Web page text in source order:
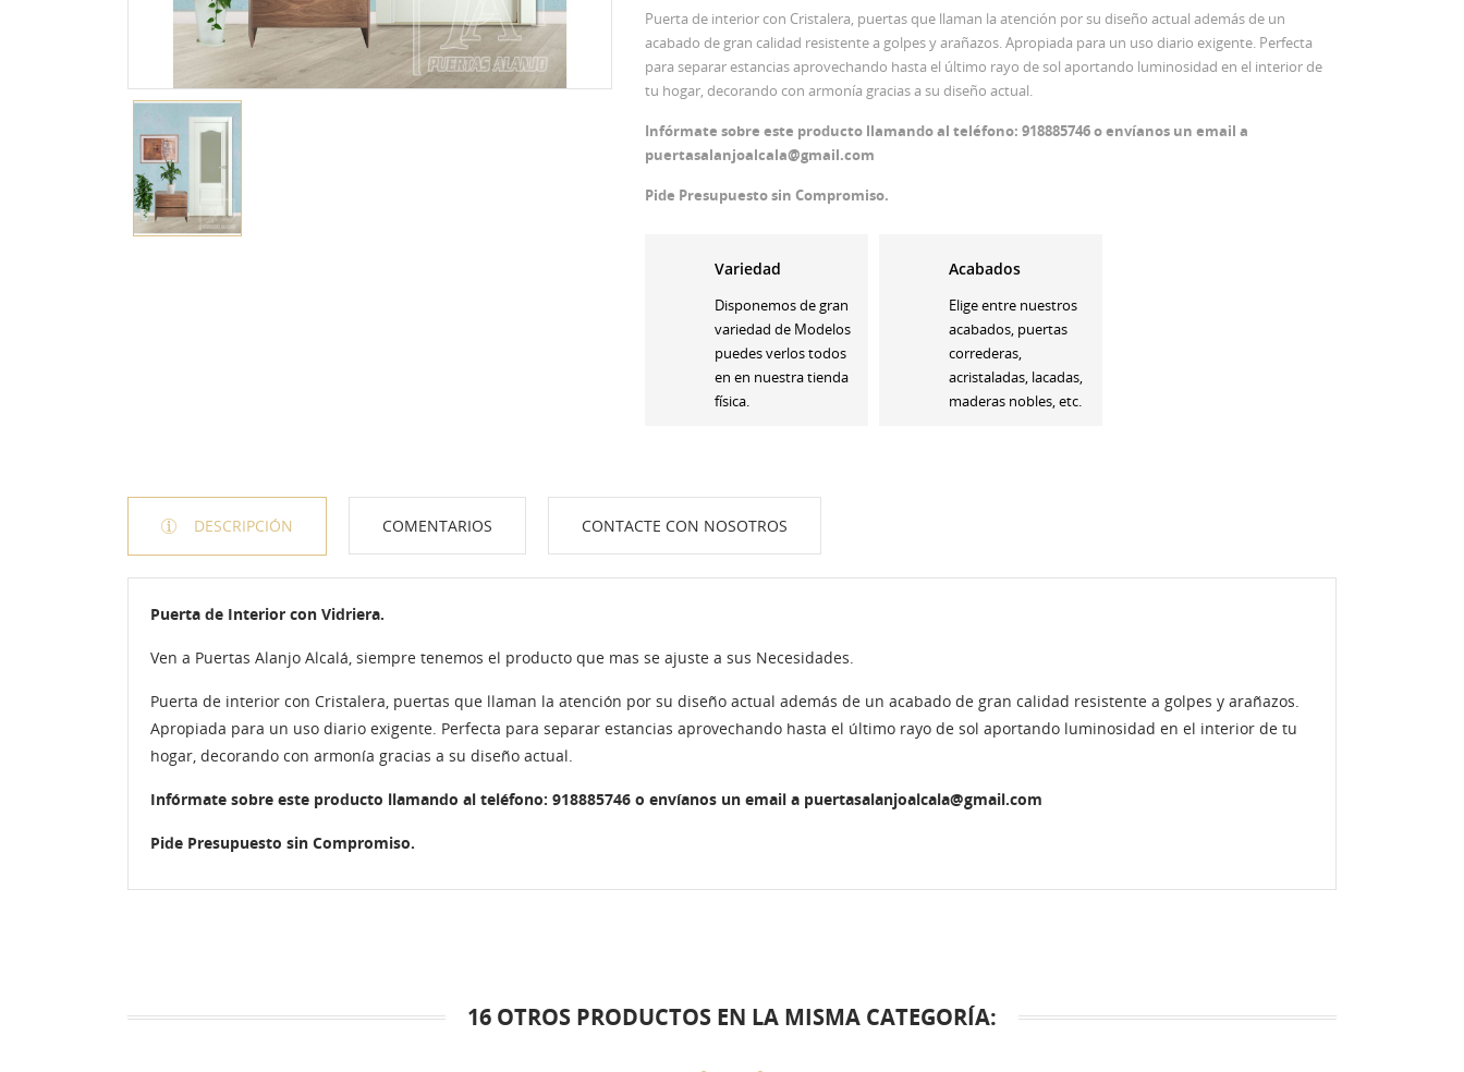
Puerta de interior con Cristalera, puertas que llaman la atención por su diseño actual además de un
acabado de gran calidad resistente a golpes y arañazos. Apropiada para un uso diario exigente. Perfecta
para separar estancias aprovechando hasta el último rayo de sol aportando luminosidad en el interior de
tu hogar, decorando con armonía gracias a su diseño actual.
Infórmate sobre este producto llamando al teléfono: 918885746 o envíanos un email a
puertasalanjoalcala@gmail.com
Pide Presupuesto sin Compromiso.
Variedad
Disponemos de gran
variedad de Modelos
puedes verlos todos
en en nuestra tienda
física.
Acabados
Elige entre nuestros
acabados, puertas
correderas,
acristaladas, lacadas,
maderas nobles, etc.
DESCRIPCIÓN COMENTARIOS CONTACTE CON NOSOTROS
Puerta de Interior con Vidriera.
Ven a Puertas Alanjo Alcalá, siempre tenemos el producto que mas se ajuste a sus Necesidades.
Puerta de interior con Cristalera, puertas que llaman la atención por su diseño actual además de un acabado de gran calidad resistente a golpes y arañazos.
Apropiada para un uso diario exigente. Perfecta para separar estancias aprovechando hasta el último rayo de sol aportando luminosidad en el interior de tu
hogar, decorando con armonía gracias a su diseño actual.
Infórmate sobre este producto llamando al teléfono: 918885746 o envíanos un email a puertasalanjoalcala@gmail.com
Pide Presupuesto sin Compromiso.
16 OTROS PRODUCTOS EN LA MISMA CATEGORÍA: